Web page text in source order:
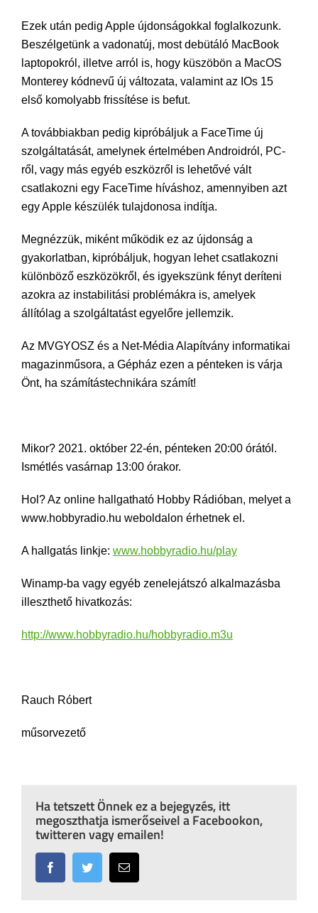
Ezek után pedig Apple újdonságokkal foglalkozunk.
Beszélgetünk a vadonatúj, most debütáló MacBook
laptopokról, illetve arról is, hogy küszöbön a MacOS
Monterey kódnevű új változata, valamint az IOs 15
első komolyabb frissítése is befut.
A továbbiakban pedig kipróbáljuk a FaceTime új
szolgáltatását, amelynek értelmében Androidról, PC-
ről, vagy más egyéb eszközről is lehetővé vált
csatlakozni egy FaceTime híváshoz, amennyiben azt
egy Apple készülék tulajdonosa indítja.
Megnézzük, miként működik ez az újdonság a
gyakorlatban, kipróbáljuk, hogyan lehet csatlakozni
különböző eszközökről, és igyekszünk fényt deríteni
azokra az instabilitási problémákra is, amelyek
állítólag a szolgáltatást egyelőre jellemzik.
Az MVGYOSZ és a Net-Média Alapítvány informatikai
magazinműsora, a Gépház ezen a pénteken is várja
Önt, ha számítástechnikára számít!
Mikor? 2021. október 22-én, pénteken 20:00 órától.
Ismétlés vasárnap 13:00 órakor.
Hol? Az online hallgatható Hobby Rádióban, melyet a
www.hobbyradio.hu weboldalon érhetnek el.
A hallgatás linkje: www.hobbyradio.hu/play
Winamp-ba vagy egyéb zenelejátszó alkalmazásba
illeszthető hivatkozás:
http://www.hobbyradio.hu/hobbyradio.m3u
Rauch Róbert
műsorvezető
Ha tetszett Önnek ez a bejegyzés, itt
megoszthatja ismerőseivel a Facebookon,
twitteren vagy emailen!
FacebookTwitter Email: